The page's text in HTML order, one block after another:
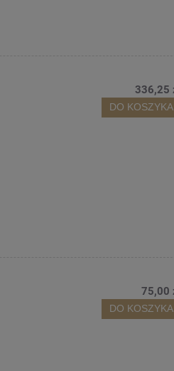
336,25
DO KOSZYKA
75,00
DO KOSZYKA